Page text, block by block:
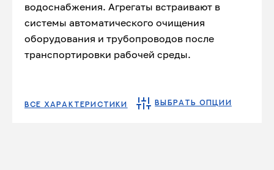
водоснабжения. Агрегаты встраивают в
системы автоматического очищения
оборудования и трубопроводов после
транспортировки рабочей среды.
ВСЕ ХАРАКТЕРИСТИКИ ВЫБРАТЬ ОПЦИИ